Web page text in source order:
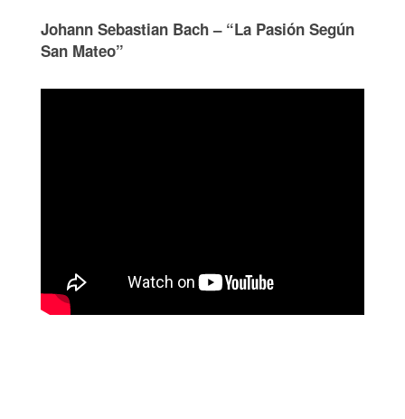
Johann Sebastian Bach – “La Pasión Según
San Mateo”